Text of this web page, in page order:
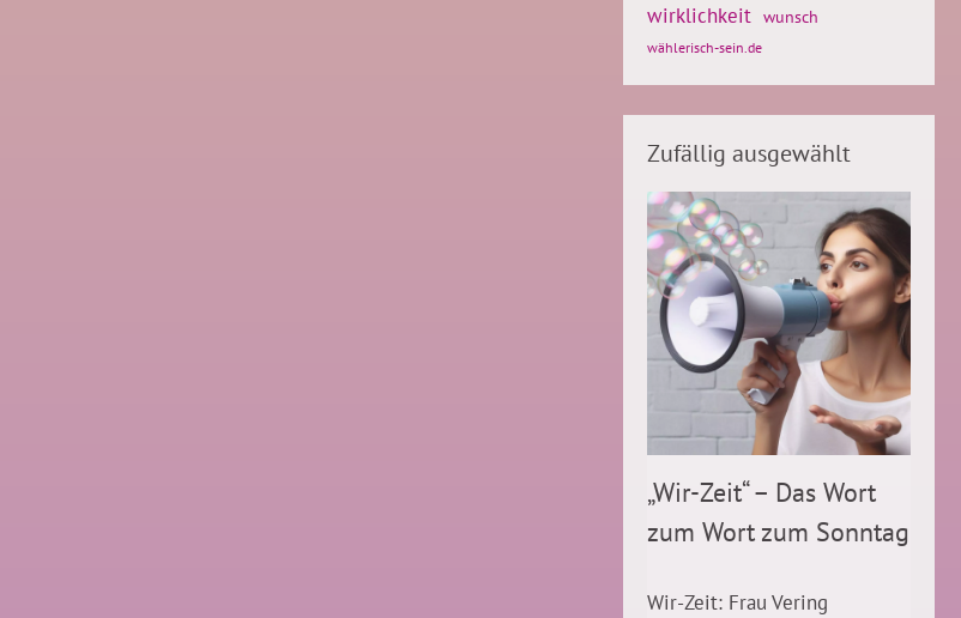
wirklichkeit wunsch
wählerisch-sein.de
Zufällig ausgewählt
„Wir-Zeit“ – Das Wort
zum Wort zum Sonntag
Wir-Zeit: Frau Vering